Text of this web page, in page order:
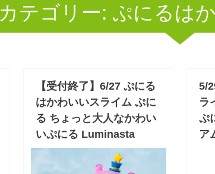
カテゴリー: ぷにるは
【受付終了】6/27 ぷにる
はかわいいスライム ぷに
る ちょっと大人なかわい
いぷにる Luminasta
5/
ラ
ぷ
ア